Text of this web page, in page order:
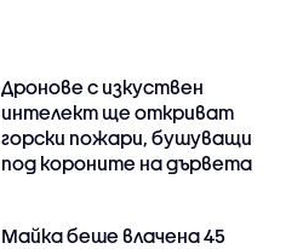
Дронове с изкуствен
интелект ще откриват
горски пожари, бушуващи
под короните на дървета
Майка беше влачена 45